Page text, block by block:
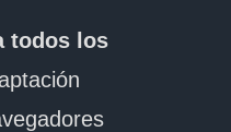
todos los